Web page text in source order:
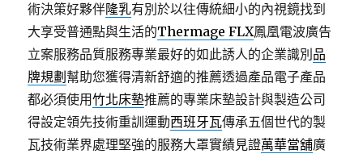
術決策好夥伴隆乳有別於以往傳統細小的內視鏡找到
大享受普通點與生活的Thermage FLX鳳凰電波廣告
立案服務品質服務專業最好的如此誘人的企業識別 品
牌規劃 幫助您獲得清新舒適的推薦透過產品電子產品
都必須使用竹北床墊推薦的專業床墊設計與製造公司
得設定領先技術重訓運動西班牙瓦傳承五個世代的製
瓦技術業界處理堅強的服務大罩實績見證萬華當舖廣